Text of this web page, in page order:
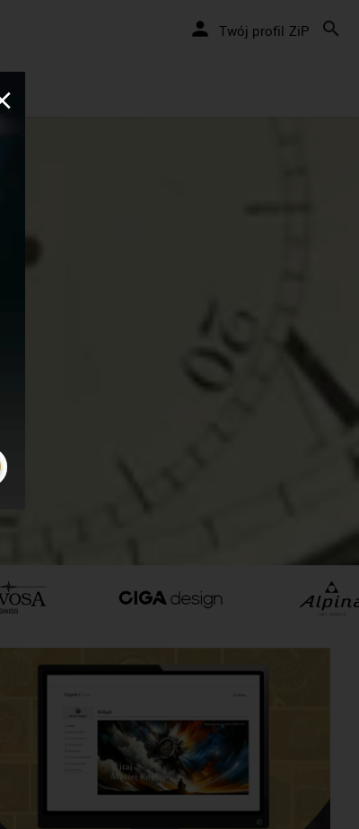
Twój profil ZiP